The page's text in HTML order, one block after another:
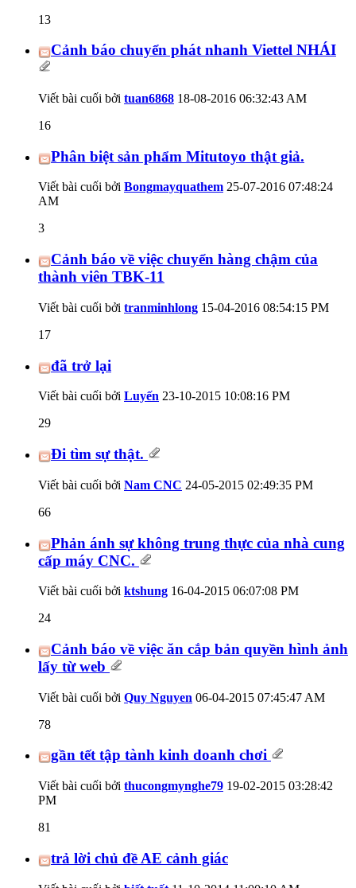
13
Cảnh báo chuyển phát nhanh Viettel NHÁI
Viết bài cuối bởi tuan6868 18-08-2016 06:32:43 AM
16
Phân biệt sản phẩm Mitutoyo thật giả.
Viết bài cuối bởi Bongmayquathem 25-07-2016 07:48:24
AM
3
Cảnh báo về việc chuyển hàng chậm của
thành viên TBK-11
Viết bài cuối bởi tranminhlong 15-04-2016 08:54:15 PM
17
đã trở lại
Viết bài cuối bởi Luyến 23-10-2015 10:08:16 PM
29
Đi tìm sự thật.
Viết bài cuối bởi Nam CNC 24-05-2015 02:49:35 PM
66
Phản ánh sự không trung thực của nhà cung
cấp máy CNC.
Viết bài cuối bởi ktshung 16-04-2015 06:07:08 PM
24
Cảnh báo về việc ăn cắp bản quyền hình ảnh
lấy từ web
Viết bài cuối bởi Quy Nguyen 06-04-2015 07:45:47 AM
78
gần tết tập tành kinh doanh chơi
Viết bài cuối bởi thucongmynghe79 19-02-2015 03:28:42
PM
81
trả lời chủ đề AE cảnh giác